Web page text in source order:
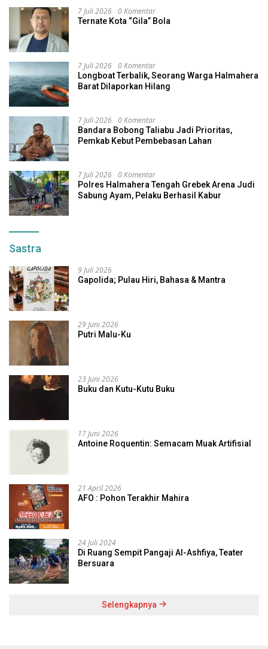
7 Juli 2026 0 Komentar
Ternate Kota “Gila” Bola
7 Juli 2026 0 Komentar
Longboat Terbalik, Seorang Warga Halmahera
Barat Dilaporkan Hilang
7 Juli 2026 0 Komentar
Bandara Bobong Taliabu Jadi Prioritas,
Pemkab Kebut Pembebasan Lahan
7 Juli 2026 0 Komentar
Polres Halmahera Tengah Grebek Arena Judi
Sabung Ayam, Pelaku Berhasil Kabur
Sastra
9 Juli 2026
Gapolida; Pulau Hiri, Bahasa & Mantra
29 Juni 2026
Putri Malu-Ku
23 Juni 2026
Buku dan Kutu-Kutu Buku
17 Juni 2026
Antoine Roquentin: Semacam Muak Artifisial
21 April 2026
AFO : Pohon Terakhir Mahira
24 Juli 2024
Di Ruang Sempit Pangaji Al-Ashfiya, Teater
Bersuara
Selengkapnya